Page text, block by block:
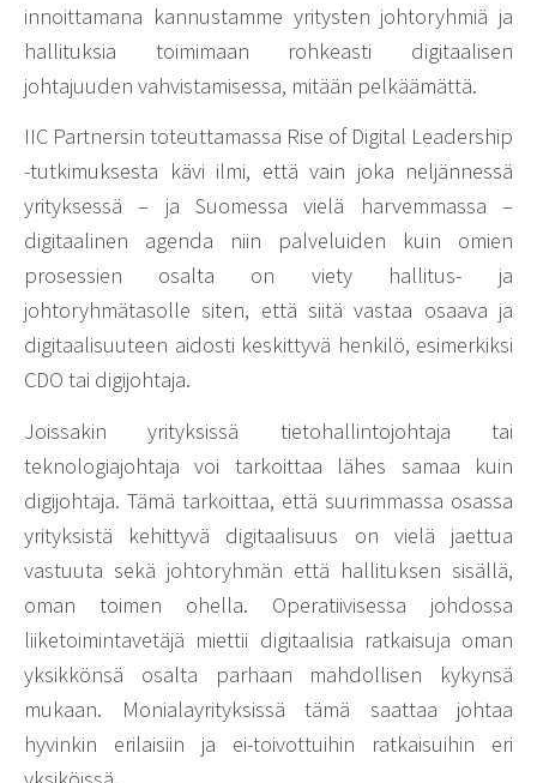
innoittamana kannustamme yritysten johtoryhmiä ja
hallituksia toimimaan rohkeasti digitaalisen
johtajuuden vahvistamisessa, mitään pelkäämättä.
IIC Partnersin toteuttamassa Rise of Digital Leadership
-tutkimuksesta kävi ilmi, että vain joka neljännessä
yrityksessä – ja Suomessa vielä harvemmassa –
digitaalinen agenda niin palveluiden kuin omien
prosessien osalta on viety hallitus- ja
johtoryhmätasolle siten, että siitä vastaa osaava ja
digitaalisuuteen aidosti keskittyvä henkilö, esimerkiksi
CDO tai digijohtaja.
Joissakin yrityksissä tietohallintojohtaja tai
teknologiajohtaja voi tarkoittaa lähes samaa kuin
digijohtaja. Tämä tarkoittaa, että suurimmassa osassa
yrityksistä kehittyvä digitaalisuus on vielä jaettua
vastuuta sekä johtoryhmän että hallituksen sisällä,
oman toimen ohella. Operatiivisessa johdossa
liiketoimintavetäjä miettii digitaalisia ratkaisuja oman
yksikkönsä osalta parhaan mahdollisen kykynsä
mukaan. Monialayrityksissä tämä saattaa johtaa
hyvinkin erilaisiin ja ei-toivottuihin ratkaisuihin eri